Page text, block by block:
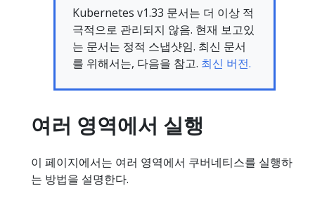
Kubernetes v1.33 문서는 더 이상 적
극적으로 관리되지 않음. 현재 보고있
는 문서는 정적 스냅샷임. 최신 문서
를 위해서는, 다음을 참고. 최신 버전.
여러 영역에서 실행
이 페이지에서는 여러 영역에서 쿠버네티스를 실행하
는 방법을 설명한다.